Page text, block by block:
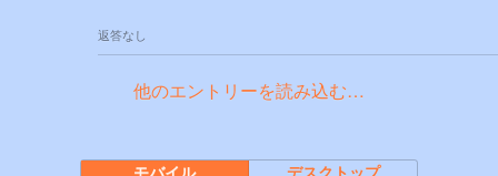
返答なし
他のエントリーを読み込む…
モバイル デスクトップ